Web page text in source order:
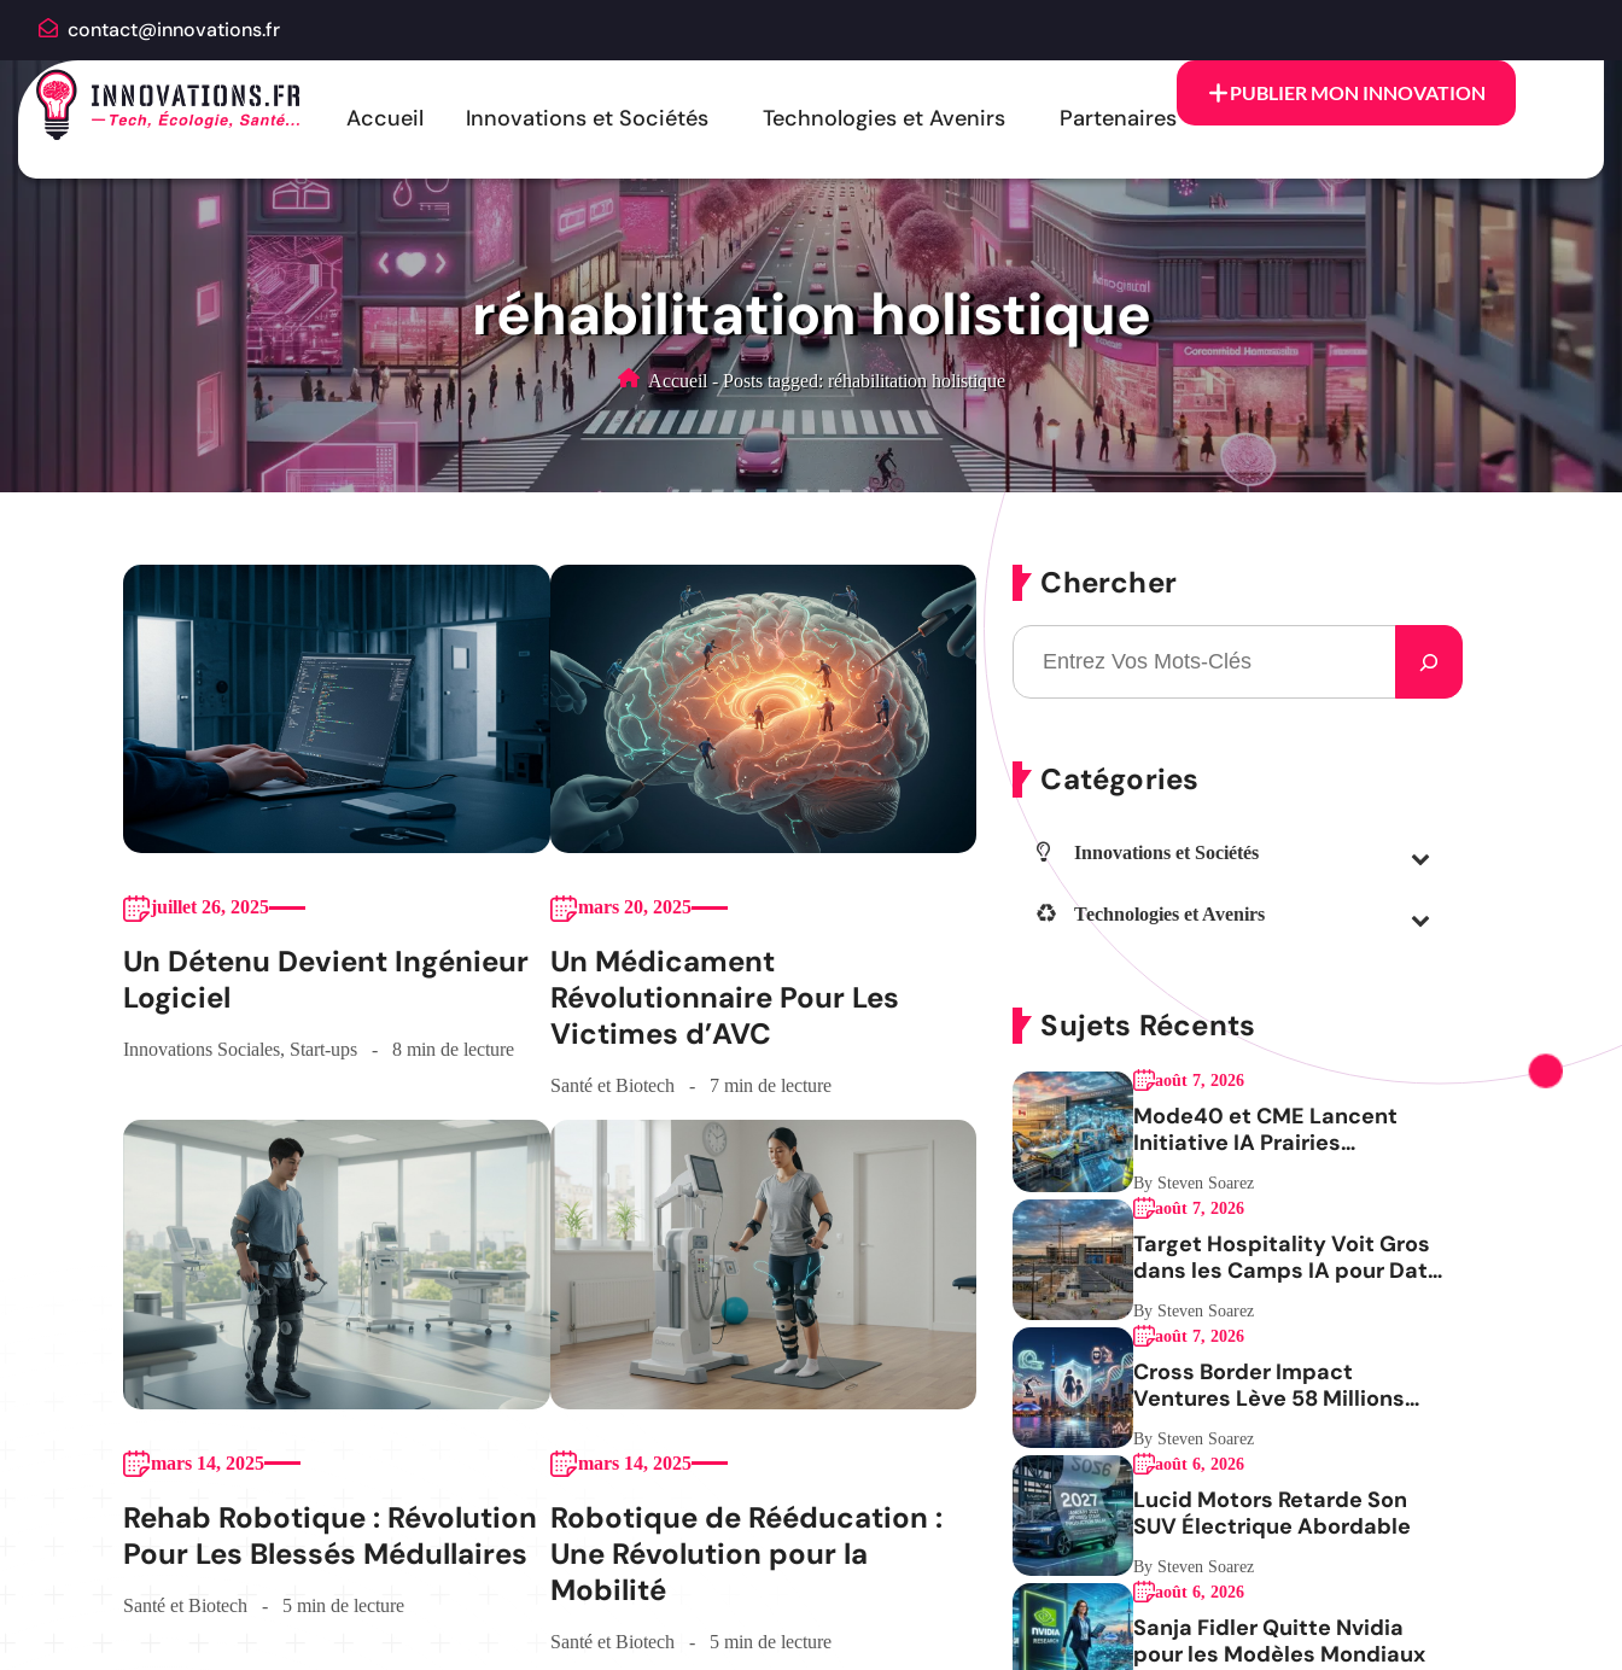
contact@innovations.fr
Accueil Innovations et Sociétés Technologies et Avenirs Partenaires
PUBLIER MON INNOVATION
réhabilitation holistique
Accueil - Posts tagged: réhabilitation holistique
juillet 26, 2025
Un Détenu Devient Ingénieur
Logiciel
Innovations Sociales, Start-ups 8 min de lecture
mars 20, 2025
Un Médicament
Révolutionnaire Pour Les
Victimes d’AVC
Santé et Biotech 7 min de lecture
mars 14, 2025
Rehab Robotique : Révolution
Pour Les Blessés Médullaires
Santé et Biotech 5 min de lecture
mars 14, 2025
Robotique de Rééducation :
Une Révolution pour la
Mobilité
Santé et Biotech 5 min de lecture
Chercher
Catégories
Innovations et Sociétés
Technologies et Avenirs
Sujets Récents
août 7, 2026
Mode40 et CME Lancent
Initiative IA Prairies
Aérospatiale
By Steven Soarez
août 7, 2026
Target Hospitality Voit Gros
dans les Camps IA pour Data
Centers
By Steven Soarez
août 7, 2026
Cross Border Impact
Ventures Lève 58 Millions
USD Pour Santé Femmes
By Steven Soarez
août 6, 2026
Lucid Motors Retarde Son
SUV Électrique Abordable
By Steven Soarez
août 6, 2026
Sanja Fidler Quitte Nvidia
pour les Modèles Mondiaux